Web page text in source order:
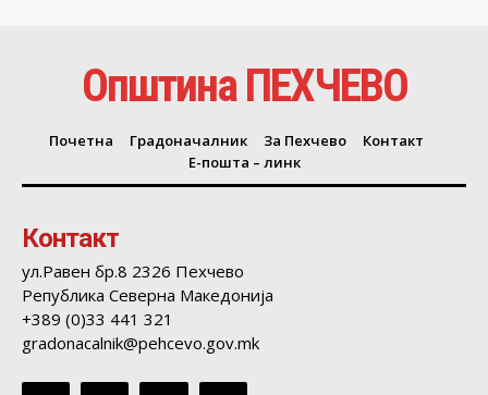
Општина ПЕХЧЕВО
Почетна Градоначалник За Пехчево
Контакт
Е-пошта – линк
Контакт
ул.Равен бр.8 2326 Пехчево
Република Северна Македонија
+389 (0)33 441 321
gradonacalnik@pehcevo.gov.mk